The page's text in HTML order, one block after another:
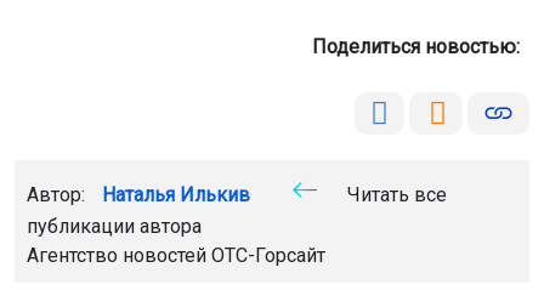
Поделиться новостью:
Автор: Наталья Илькив
Читать все
публикации автора
Агентство новостей ОТС-Горсайт